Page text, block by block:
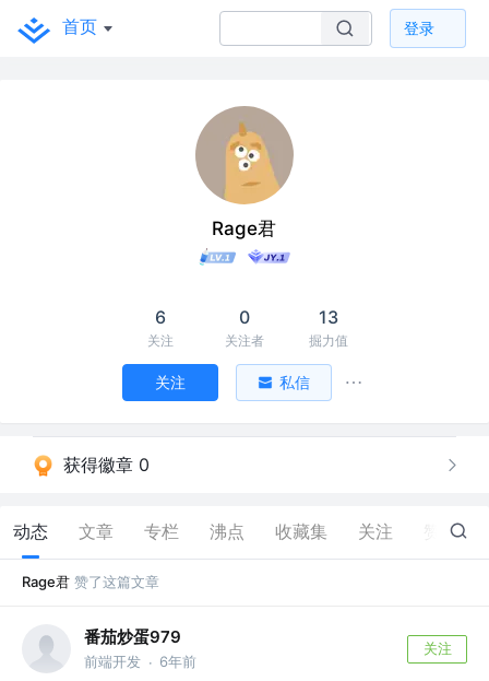
首页 登录
Rage君
6
关注
0
关注者
13
掘力值
关注 私信
获得徽章 0
动态 文章 专栏 沸点 收藏集 关注 4
Rage君 赞了这篇文章
番茄炒蛋979
前端开发 · 6年前
关注